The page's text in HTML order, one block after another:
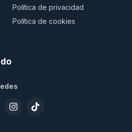
Política de privacidad
Política de cookies